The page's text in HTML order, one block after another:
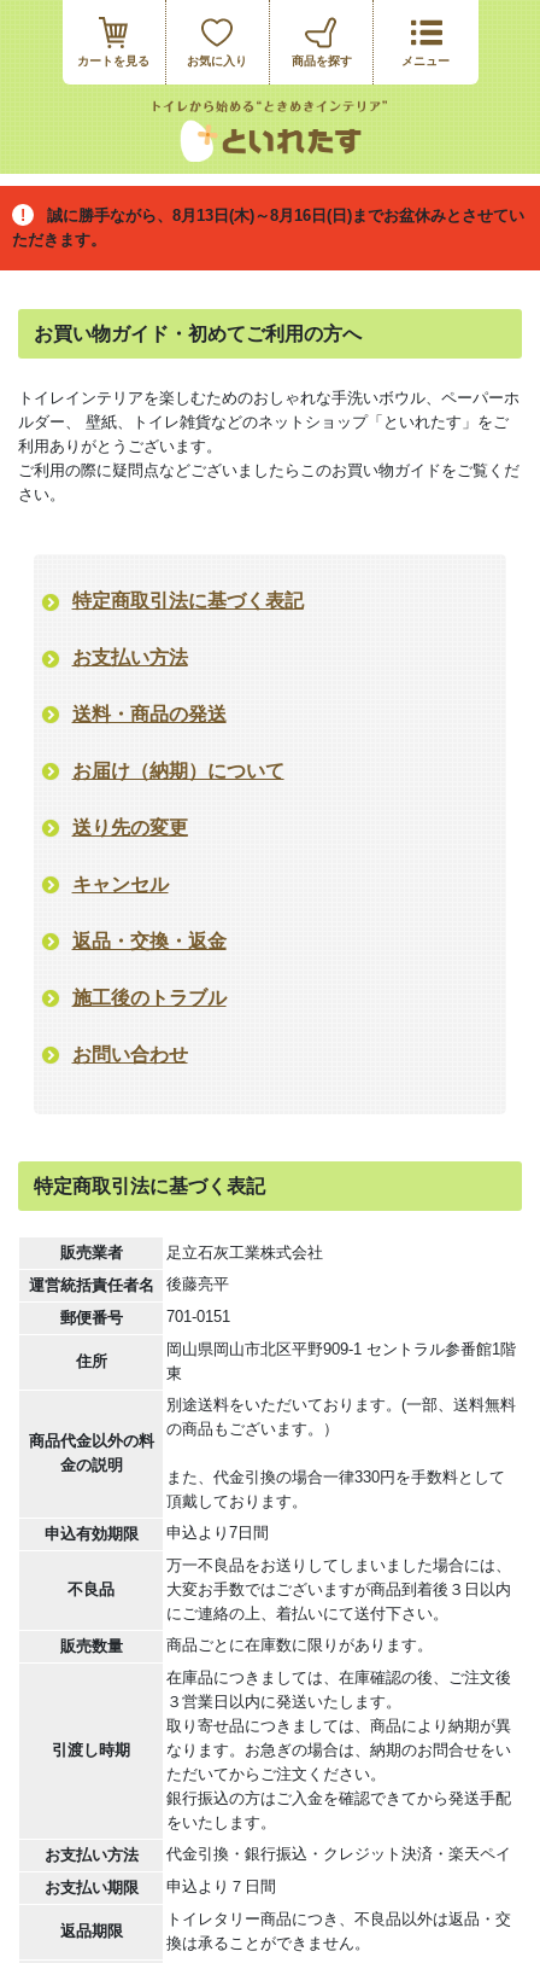
カートを見る お気に入り
誠に勝手ながら、8月13日(木)～8月16日(日)までお盆休みとさせてい
ただきます。
お買い物ガイド・初めてご利用の方へ
トイレインテリアを楽しむためのおしゃれな手洗いボウル、ペーパーホ
ルダー、 壁紙、トイレ雑貨などのネットショップ「といれたす」をご
利用ありがとうございます。
ご利用の際に疑問点などございましたらこのお買い物ガイドをご覧くだ
さい。
特定商取引法に基づく表記
お支払い方法
送料・商品の発送
お届け（納期）について
送り先の変更
キャンセル
返品・交換・返金
施工後のトラブル
お問い合わせ
特定商取引法に基づく表記
販売業者
足立石灰工業株式会社
運営統括責任者名
後藤亮平
郵便番号
701-0151
住所
岡山県岡山市北区平野909-1 セントラル参番館1階
東
商品代金以外の料
金の説明
別途送料をいただいております。(一部、送料無料
の商品もございます。）
また、代金引換の場合一律330円を手数料として
頂戴しております。
申込有効期限
申込より7日間
不良品
万一不良品をお送りしてしまいました場合には、
大変お手数ではございますが商品到着後３日以内
にご連絡の上、着払いにて送付下さい。
販売数量
商品ごとに在庫数に限りがあります。
引渡し時期
在庫品につきましては、在庫確認の後、ご注文後
３営業日以内に発送いたします。
取り寄せ品につきましては、商品により納期が異
なります。お急ぎの場合は、納期のお問合せをい
ただいてからご注文ください。
銀行振込の方はご入金を確認できてから発送手配
をいたします。
お支払い方法
代金引換・銀行振込・クレジット決済・楽天ペイ
お支払い期限
申込より７日間
返品期限
トイレタリー商品につき、不良品以外は返品・交
換は承ることができません。